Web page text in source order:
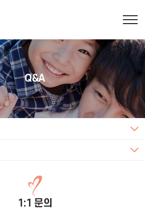
Q&A
1:1 문의